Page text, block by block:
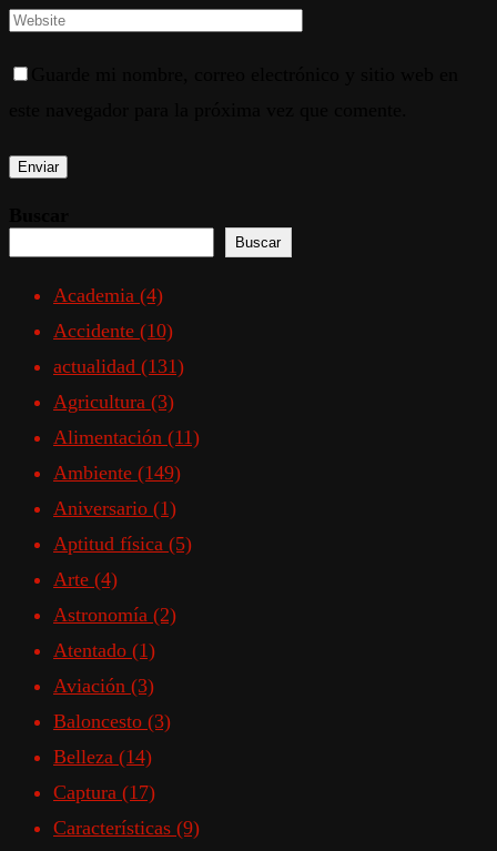
Buscar
Academia (4)
Accidente (10)
actualidad (131)
Agricultura (3)
Alimentación (11)
Ambiente (149)
Aniversario (1)
Aptitud física (5)
Arte (4)
Astronomía (2)
Atentado (1)
Aviación (3)
Baloncesto (3)
Belleza (14)
Captura (17)
Características (9)